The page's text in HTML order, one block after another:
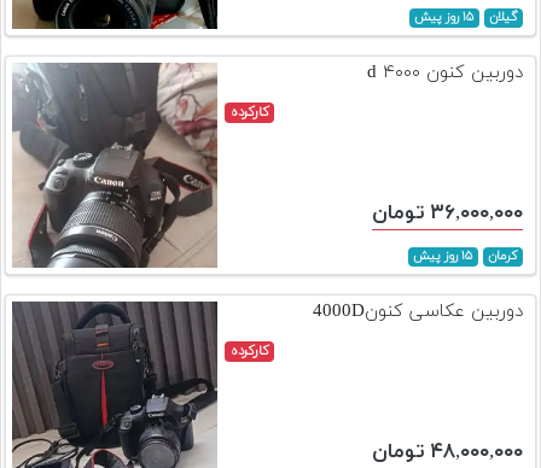
گیلان ۱۵ روز پیش
دوربین کنون ۴۰۰۰ d
کارکرده
۳۶,۰۰۰,۰۰۰ تومان
کرمان ۱۵ روز پیش
دوربین عکاسی کنون4000D
کارکرده
۴۸,۰۰۰,۰۰۰ تومان